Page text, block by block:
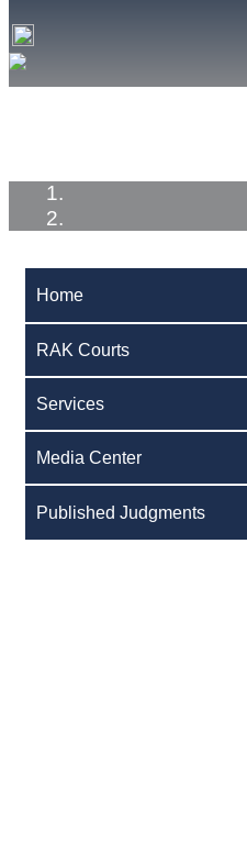
Home
RAK Courts
Services
Media Center
Published Judgments